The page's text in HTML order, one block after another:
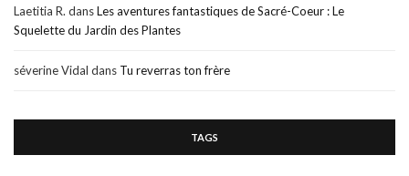
Laetitia R. dansLes aventures fantastiques de Sacré-Coeur : Le
Squelette du Jardin des Plantes
séverine Vidal dans Tu reverras ton frère
TAGS